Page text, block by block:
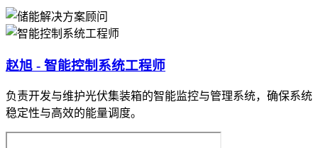
赵旭 - 智能控制系统工程师
负责开发与维护光伏集装箱的智能监控与管理系统，确保系统
稳定性与高效的能量调度。